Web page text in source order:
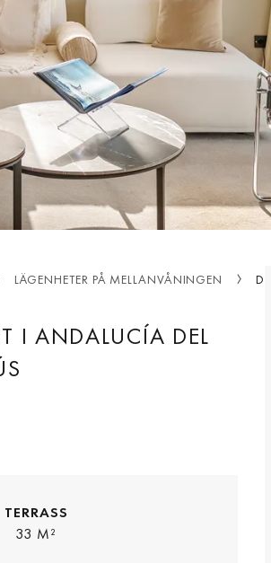
LÄGENHETER PÅ MELLANVÅNINGEN
I ANDALUCÍA DEL
TERRASS
33 M²